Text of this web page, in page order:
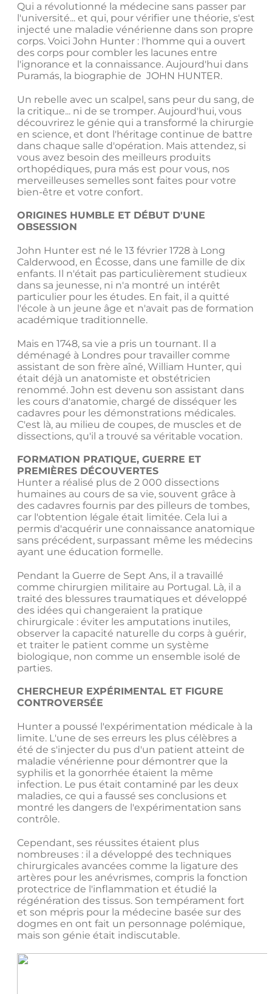
Qui a révolutionné la médecine sans passer par
l'université... et qui, pour vérifier une théorie, s'est
injecté une maladie vénérienne dans son propre
corps. Voici John Hunter : l'homme qui a ouvert
des corps pour combler les lacunes entre
l'ignorance et la connaissance. Aujourd'hui dans
Puramás, la biographie de JOHN HUNTER.
Un rebelle avec un scalpel, sans peur du sang, de
la critique... ni de se tromper. Aujourd'hui, vous
découvrirez le génie qui a transformé la chirurgie
en science, et dont l'héritage continue de battre
dans chaque salle d'opération. Mais attendez, si
vous avez besoin des meilleurs produits
orthopédiques, pura más est pour vous, nos
merveilleuses semelles sont faites pour votre
bien-être et votre confort.
ORIGINES HUMBLE ET DÉBUT D'UNE
OBSESSION
John Hunter est né le 13 février 1728 à Long
Calderwood, en Écosse, dans une famille de dix
enfants. Il n'était pas particulièrement studieux
dans sa jeunesse, ni n'a montré un intérêt
particulier pour les études. En fait, il a quitté
l'école à un jeune âge et n'avait pas de formation
académique traditionnelle.
Mais en 1748, sa vie a pris un tournant. Il a
déménagé à Londres pour travailler comme
assistant de son frère aîné, William Hunter, qui
était déjà un anatomiste et obstétricien
renommé. John est devenu son assistant dans
les cours d'anatomie, chargé de disséquer les
cadavres pour les démonstrations médicales.
C'est là, au milieu de coupes, de muscles et de
dissections, qu'il a trouvé sa véritable vocation.
FORMATION PRATIQUE, GUERRE ET
PREMIÈRES DÉCOUVERTES
Hunter a réalisé plus de 2 000 dissections
humaines au cours de sa vie, souvent grâce à
des cadavres fournis par des pilleurs de tombes,
car l'obtention légale était limitée. Cela lui a
permis d'acquérir une connaissance anatomique
sans précédent, surpassant même les médecins
ayant une éducation formelle.
Pendant la Guerre de Sept Ans, il a travaillé
comme chirurgien militaire au Portugal. Là, il a
traité des blessures traumatiques et développé
des idées qui changeraient la pratique
chirurgicale : éviter les amputations inutiles,
observer la capacité naturelle du corps à guérir,
et traiter le patient comme un système
biologique, non comme un ensemble isolé de
parties.
CHERCHEUR EXPÉRIMENTAL ET FIGURE
CONTROVERSÉE
Hunter a poussé l'expérimentation médicale à la
limite. L'une de ses erreurs les plus célèbres a
été de s'injecter du pus d'un patient atteint de
maladie vénérienne pour démontrer que la
syphilis et la gonorrhée étaient la même
infection. Le pus était contaminé par les deux
maladies, ce qui a faussé ses conclusions et
montré les dangers de l'expérimentation sans
contrôle.
Cependant, ses réussites étaient plus
nombreuses : il a développé des techniques
chirurgicales avancées comme la ligature des
artères pour les anévrismes, compris la fonction
protectrice de l'inflammation et étudié la
régénération des tissus. Son tempérament fort
et son mépris pour la médecine basée sur des
dogmes en ont fait un personnage polémique,
mais son génie était indiscutable.